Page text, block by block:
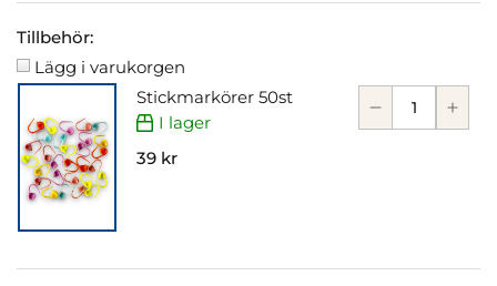
Tillbehör:
Lägg i varukorgen
Stickmarkörer 50st
I lager
39 kr